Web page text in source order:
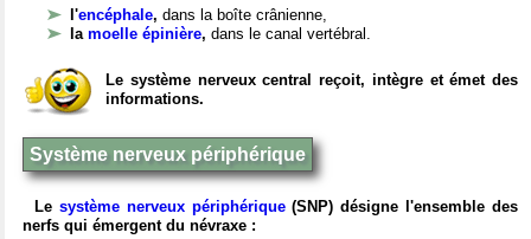
l'encéphale, dans la boîte crânienne,
la moelle épinière, dans le canal vertébral.
Le système nerveux central reçoit, intègre et émet des
informations.
Système nerveux périphérique
Le système nerveux périphérique(SNP) désigne l'ensemble des
nerfs qui émergent du névraxe :